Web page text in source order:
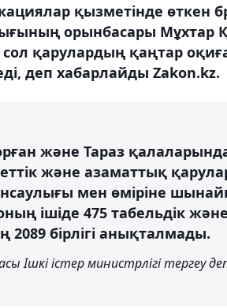
қызметінде өткен
орынбасары Мұхтар
сол қарулардың қаңтар
деп хабарлайды Zakon.kz.
және Тараз
және азаматтық
мен өміріне шынайы
ішіде 475 табельдік
2089 бірлігі анықталмады.
Ішкі істер министрлігі